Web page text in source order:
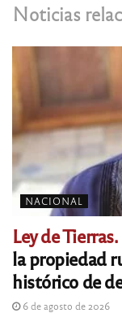
Noticias
NACIONAL
Ley de Tierras.
la propiedad
histórico de
6 de agosto de 2026